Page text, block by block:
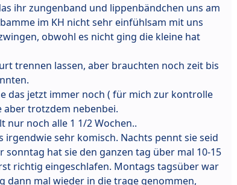
ihr zungenband und lippenbändchen uns am
im KH nicht sehr einfühlsam mit uns
obwohl es nicht ging die kleine hat
trennen lassen, aber brauchten noch zeit bis
das jetzt immer noch ( für mich zur kontrolle
aber trotzdem nebenbei.
nur noch alle 1 1/2 Wochen..
sehr komisch. Nachts pennt sie seid
sonntag hat sie den ganzen tag über mal 10-15
richtig eingeschlafen. Montags tagsüber war
dann mal wieder in die trage genommen,